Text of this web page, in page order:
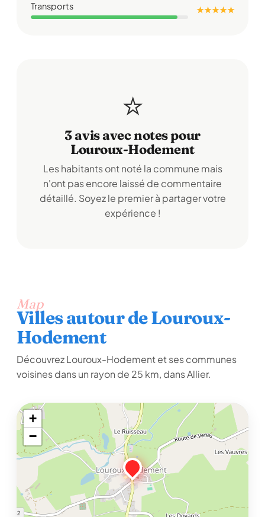
Transports ★ ★ ★ ★ ★
⭐
3 avis avec notes pour
Louroux-Hodement
Les habitants ont noté la commune mais
n'ont pas encore laissé de commentaire
détaillé. Soyez le premier à partager votre
expérience !
Map
Villes autour de Louroux-
Hodement
Découvrez Louroux-Hodement et ses communes
voisines dans un rayon de 25 km, dans Allier.
+
−